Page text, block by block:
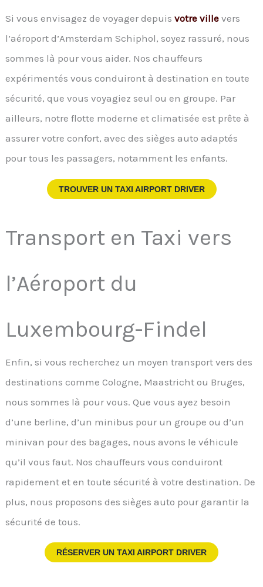
Si vous envisagez de voyager depuisvotre ville vers
l’aéroport d’Amsterdam Schiphol, soyez rassuré, nous
sommes là pour vous aider. Nos chauffeurs
expérimentés vous conduiront à destination en toute
sécurité, que vous voyagiez seul ou en groupe. Par
ailleurs, notre flotte moderne et climatisée est prête à
assurer votre confort, avec des sièges auto adaptés
pour tous les passagers, notamment les enfants.
TROUVER UN TAXI AIRPORT DRIVER
Transport en Taxi vers
l’Aéroport du
Luxembourg-Findel
Enfin, si vous recherchez un moyen transport vers des
destinations comme Cologne, Maastricht ou Bruges,
nous sommes là pour vous. Que vous ayez besoin
d’une berline, d’un minibus pour un groupe ou d’un
minivan pour des bagages, nous avons le véhicule
qu’il vous faut. Nos chauffeurs vous conduiront
rapidement et en toute sécurité à votre destination. De
plus, nous proposons des sièges auto pour garantir la
sécurité de tous.
RÉSERVER UN TAXI AIRPORT DRIVER